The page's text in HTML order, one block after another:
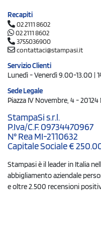
Recapiti
02 2111 8602
02 2111 8602
3755036900
contattaci@stampasi.it
Servizio Clienti
Lunedì - Venerdì 9.00-13.00 |
Sede Legale
Piazza IV Novembre, 4 - 20124
StampaSi s.r.l.
P.Iva/C.F. 09734470967
N° Rea MI-2110632
Capitale Sociale €
Stampasi è il leader in Italia
abbigliamento aziendale
e oltre 2.500 recensioni